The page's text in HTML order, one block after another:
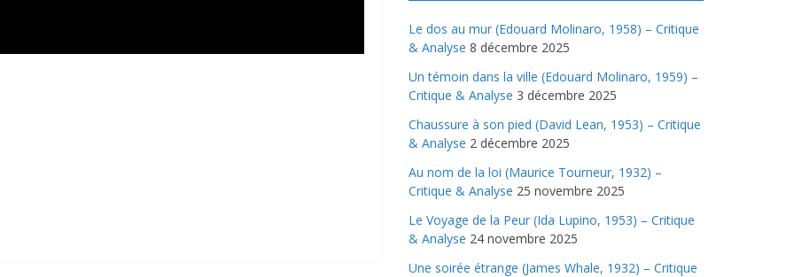
Le dos au mur (Edouard Molinaro, 1958) – Critique
& Analyse 8 décembre 2025
Un témoin dans la ville (Edouard Molinaro, 1959) –
Critique & Analyse 3 décembre 2025
Chaussure à son pied (David Lean, 1953) – Critique
& Analyse 2 décembre 2025
Au nom de la loi (Maurice Tourneur, 1932) –
Critique & Analyse 25 novembre 2025
Le Voyage de la Peur (Ida Lupino, 1953) – Critique
& Analyse 24 novembre 2025
Une soirée étrange (James Whale, 1932) – Critique